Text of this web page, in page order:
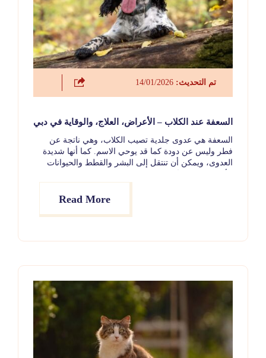
تم التحديث:
السعفة عند الكلاب – الأعراض، العلاج، والوقاية في دبي
السعفة هي عدوى جلدية تصيب الكلاب، وهي ناتجة عن
فطر وليس عن دودة كما قد يوحي الاسم. كما أنها شديدة
العدوى، ويمكن أن تنتقل إلى البشر والقطط والحيوانات
متقشرة على الجلد، إلا أن مظهرها قد يشبه العديد من
Read More